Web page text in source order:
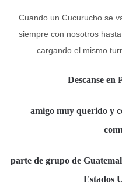
Cuando un Cucurucho se
siempre con nosotros
cargando el mismo
Descanse en
amigo muy querido y
parte de grupo de
Estados